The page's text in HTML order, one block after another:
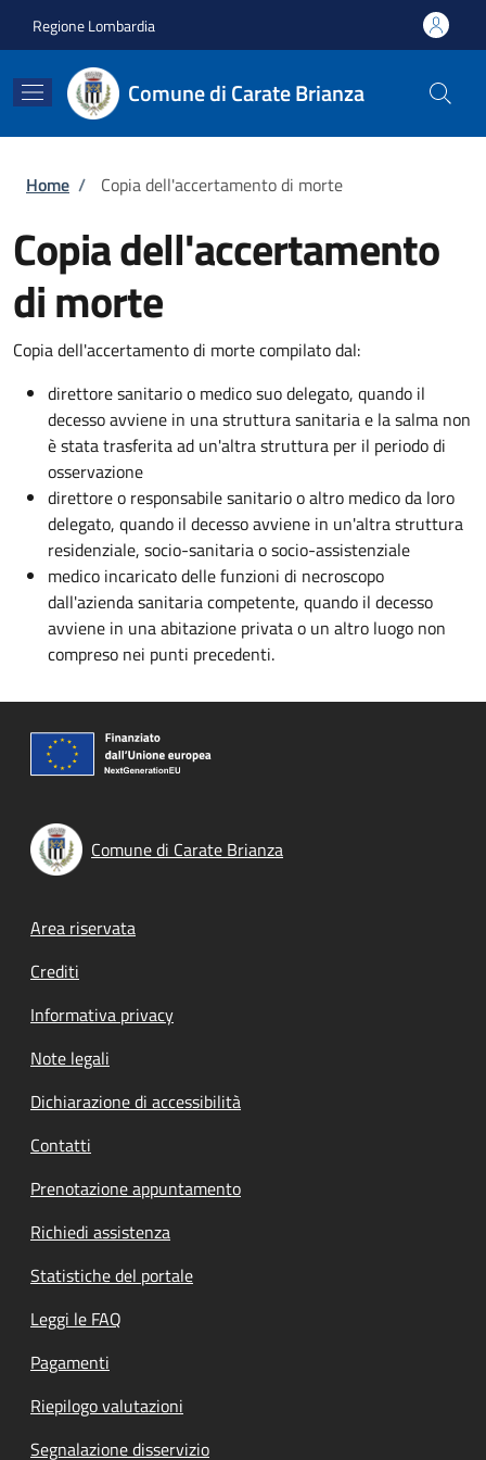
Regione Lombardia
Comune di Carate Brianza
Briciole di pane
Home / Copia dell'accertamento di morte
Copia dell'accertamento
di morte
Copia dell'accertamento di morte compilato dal:
direttore sanitario o medico suo delegato, quando il
decesso avviene in una struttura sanitaria e la salma non
è stata trasferita ad un'altra struttura per il periodo di
osservazione
direttore o responsabile sanitario o altro medico da loro
delegato, quando il decesso avviene in un'altra struttura
residenziale, socio-sanitaria o socio-assistenziale
medico incaricato delle funzioni di necroscopo
dall'azienda sanitaria competente, quando il decesso
avviene in una abitazione privata o un altro luogo non
compreso nei punti precedenti.
Comune di Carate Brianza
Footer menu
Area riservata
Crediti
Informativa privacy
Note legali
Dichiarazione di accessibilità
Contatti
Prenotazione appuntamento
Richiedi assistenza
Statistiche del portale
Leggi le FAQ
Pagamenti
Riepilogo valutazioni
Segnalazione disservizio